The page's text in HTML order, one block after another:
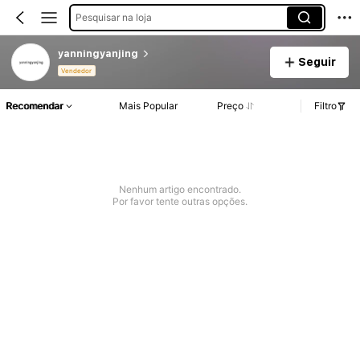
Pesquisar na loja
yanningyanjing
Vendedor
Seguir
Recomendar Mais Popular Preço Filtro
Nenhum artigo encontrado.
Por favor tente outras opções.